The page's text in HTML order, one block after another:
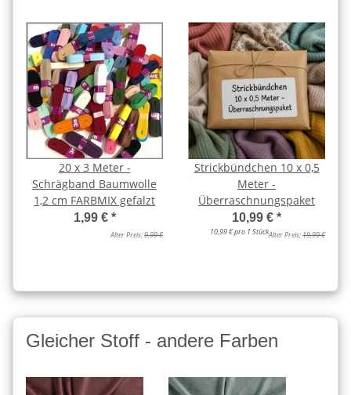
20 x 3 Meter -
Schrägband Baumwolle
1,2 cm FARBMIX gefalzt
1,99 € *
Alter Preis:9,99 €
Strickbündchen 10 x 0,5
Meter -
Überraschnungspaket
10,99 € *
10,99 € pro 1 StückAlter Preis:19,99 €
Gleicher Stoff - andere Farben